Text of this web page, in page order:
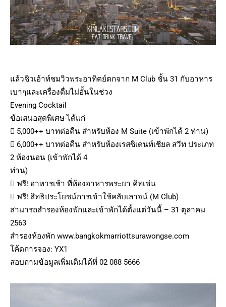
แล้วชิวเอ้าท์ชมวิวพระอาทิตย์ตกจาก M Club ชั้น 31 กับอาหาร
เบาๆและเครื่องดื่มไม่อั้นในช่วง
Evening Cocktail
ข้อเสนอสุดพิเศษ ได้แก่
 5,000++ บาทต่อคืน สำหรับห้อง M Suite (เข้าพักได้ 2 ท่าน)
 6,000++ บาทต่อคืน สำหรับห้องเรสซิเดนท์เชียล สวีท ประเภท
2 ห้องนอน (เข้าพักได้ 4
ท่าน)
 ฟรี! อาหารเช้า ที่ห้องอาหารพระยา คิทเช่น
 ฟรี! สิทธิประโยชน์การเข้าใช้คลับเลาจน์ (M Club)
สามารถสำรองห้องพักและเข้าพักได้ตั้งแต่วันนี้ – 31 ตุลาคม
2563
สำรองห้องพัก www.bangkokmarriottsurawongse.com
โค้ดการจอง: YX1
สอบถามข้อมูลเพิ่มเติมได้ที่ 02 088 5666